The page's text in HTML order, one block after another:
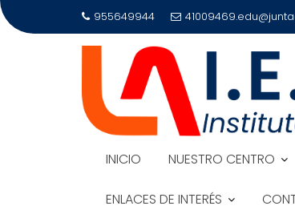
Saltar
al
955649944
INICIO NUESTRO CENTRO
ENLACES DE INTERÉS